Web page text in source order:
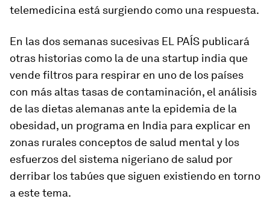
telemedicina está surgiendo como una respuesta.
En las dos semanas sucesivas EL PAÍS publicará
otras historias como la de una startup india que
vende filtros para respirar en uno de los países
con más altas tasas de contaminación, el análisis
de las dietas alemanas ante la epidemia de la
obesidad, un programa en India para explicar en
zonas rurales conceptos de salud mental y los
esfuerzos del sistema nigeriano de salud por
derribar los tabúes que siguen existiendo en torno
a este tema.